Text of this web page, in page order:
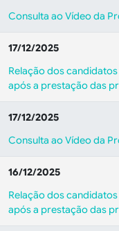
Consulta ao Vídeo da
17/12/2025
Relação dos
após a prestação das
17/12/2025
Consulta ao Vídeo da
16/12/2025
Relação dos
após a prestação das